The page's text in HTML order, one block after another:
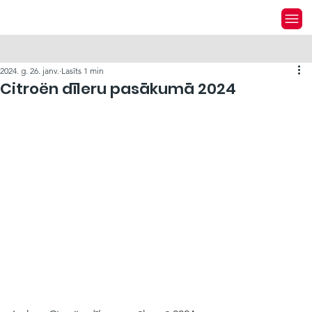
Citroën dīleru pasākumā 2024
2024. g. 26. janv. Lasīts 1 min